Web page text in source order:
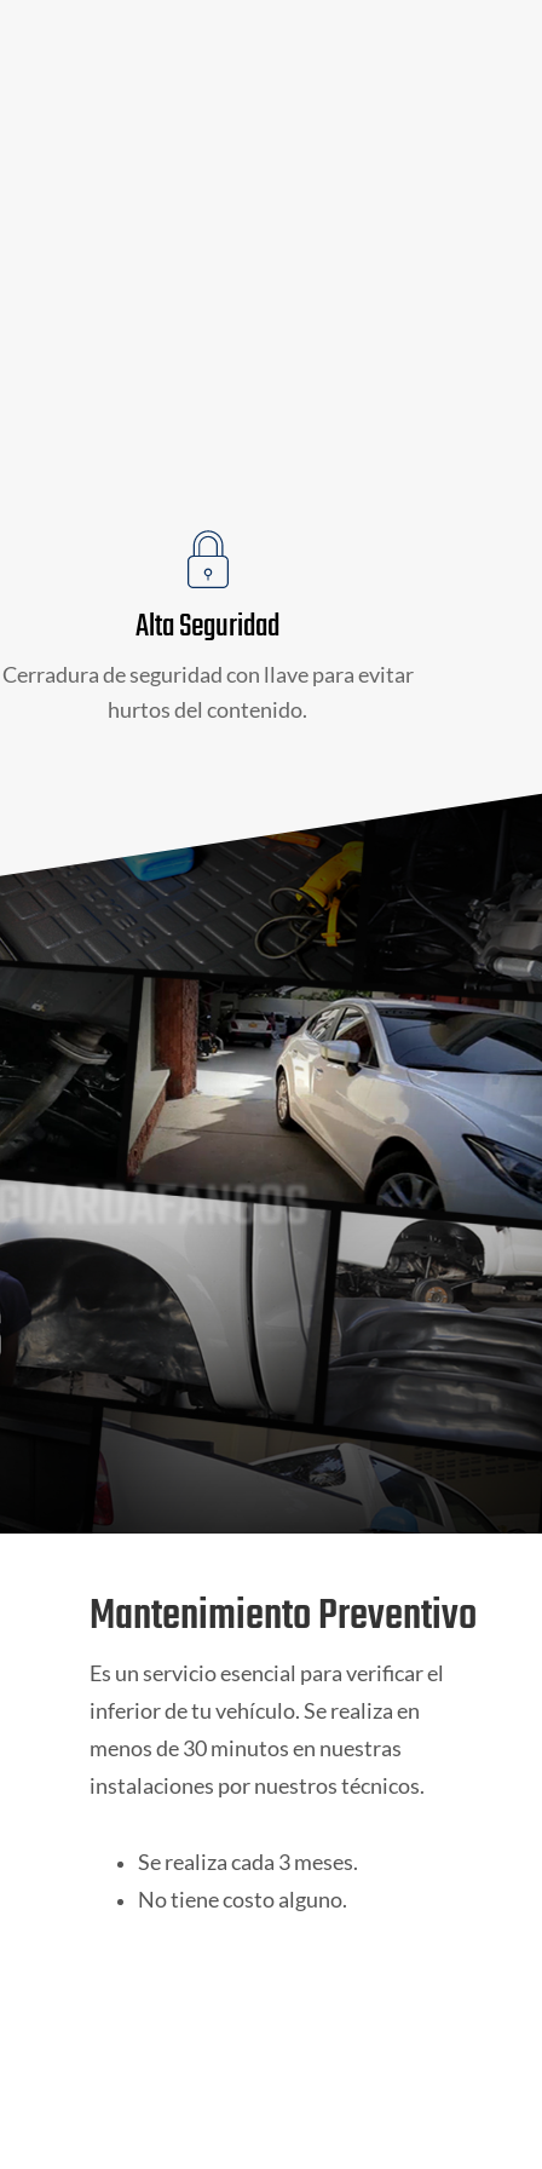
Alta Seguridad
Cerradura de seguridad con llave para evitar
hurtos del contenido.
Mantenimiento Preventivo
Es un servicio esencial para verificar el
inferior de tu vehículo. Se realiza en
menos de 30 minutos en nuestras
instalaciones por nuestros técnicos.
Se realiza cada 3 meses.
No tiene costo alguno.